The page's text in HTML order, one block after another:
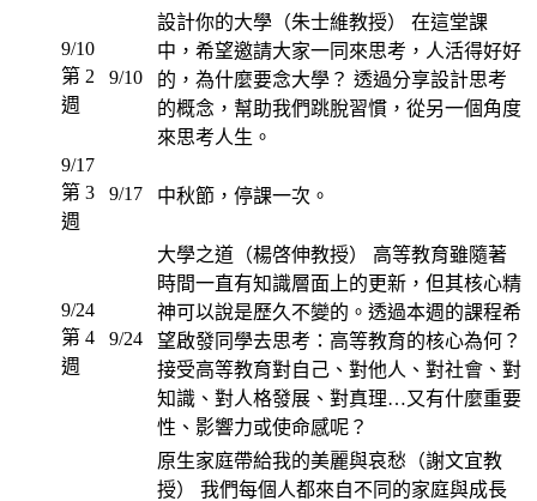
9/10
第 2
週
9/10
設計你的大學（朱士維教授） 在這堂課
中，希望邀請大家一同來思考，人活得好好
的，為什麼要念大學？ 透過分享設計思考
的概念，幫助我們跳脫習慣，從另一個角度
來思考人生。
9/17
第 3
週
9/17 中秋節，停課一次。
9/24
第 4
週
9/24
大學之道（楊啓伸教授） 高等教育雖隨著
時間一直有知識層面上的更新，但其核心精
神可以說是歷久不變的。透過本週的課程希
望啟發同學去思考：高等教育的核心為何？
接受高等教育對自己、對他人、對社會、對
知識、對人格發展、對真理…又有什麼重要
性、影響力或使命感呢？
原生家庭帶給我的美麗與哀愁（謝文宜教
授） 我們每個人都來自不同的家庭與成長